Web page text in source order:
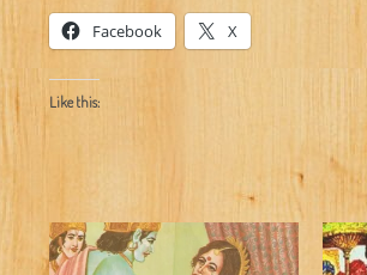
Facebook X
Like this: